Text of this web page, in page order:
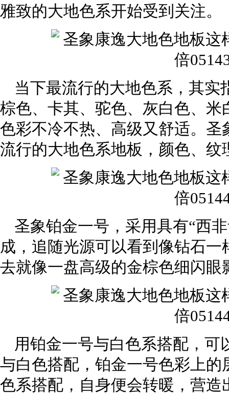
雅致的大地色系开始受到关注。
当下最流行的大地色系，其
棕色、卡其、驼色、灰白色、
色彩不冷不热、高级又舒适。
流行的大地色系地板，颜色、纹
圣象铂金一号，采用具有“西
成，追随光源可以看到像钻石
去就像一盘高级的金棕色细闪眼
用铂金一号与白色系搭配，
与白色搭配，铂金一号色彩上
色系搭配，自身便会转暖，营